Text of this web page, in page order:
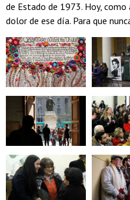
de Estado de 1973. Hoy,
dolor de ese día. Para que
Zoom
Zoom Zoom
Zoom Zoom